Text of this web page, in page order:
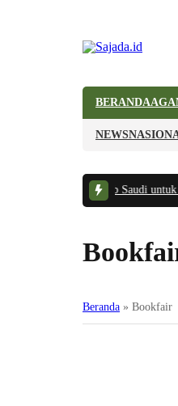
BERANDA
NEWS
Indonesia-Arab Saudi untuk
Beranda » Bookfair